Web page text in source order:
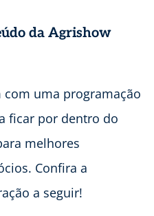
da Agrishow
com uma programação
ficar por dentro do
melhores
Confira a
a seguir!